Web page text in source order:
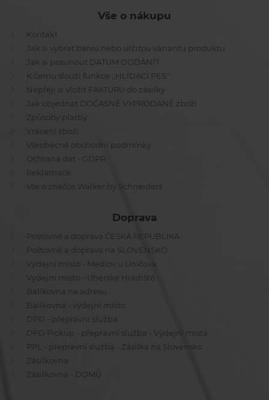
Vše o nákupu
Kontakt
Jak si vybrat barvu nebo určitou variantu produktu
Jak si posunout DATUM DODÁNÍ?
K čemu slouží funkce ,,HLÍDACÍ PES"
Nepřeji si vložit FAKTURU do zásilky
Jak objednat DOČASNĚ VYPRODANÉ zboží
Způsoby platby
Vrácení zboží
Všeobecné obchodní podmínky
Ochrana dat - GDPR
Reklamace
Vše o značce Walker by Schneiders
Doprava
Poštovné a doprava ČESKÁ REPUBLIKA
Poštovné a doprava na SLOVENSKO
Výdejní místo - Medlov u Uničova
Výdejní místo - Uherské Hradiště
Balíkovna na adresu
Balíkovna - výdejní místo
DPD - přepravní služba
DPD Pickup - přepravní služba - Výdejní místa
PPL - přepravní služba - Zásilka na Slovensko
Zásilkovna
Zásilkovna - DOMŮ